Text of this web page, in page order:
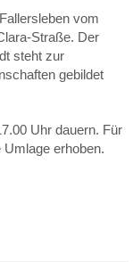
vom
Straße. Der
steht zur
gebildet
Uhr dauern. Für
erhoben.